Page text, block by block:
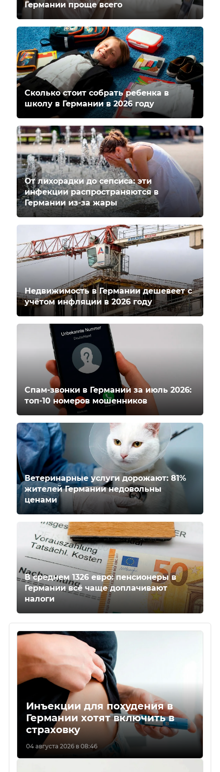
Германии проще всего
Сколько стоит собрать ребенка в
школу в Германии в 2026 году
От лихорадки до сепсиса: эти
инфекции распространяются в
Германии из-за жары
Недвижимость в Германии дешевеет с
учётом инфляции в 2026 году
Спам-звонки в Германии за июль 2026:
топ-10 номеров мошенников
Ветеринарные услуги дорожают: 81%
жителей Германии недовольны
ценами
В среднем 1326 евро: пенсионеры в
Германии всё чаще доплачивают
налоги
Инъекции для похудения в
Германии хотят включить в
страховку
04 августа 2026 в 08:46